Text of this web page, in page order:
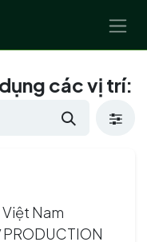
các vị trí:
Việt Nam